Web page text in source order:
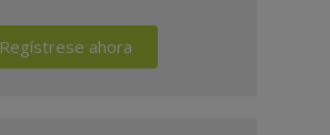
Regístrese ahora